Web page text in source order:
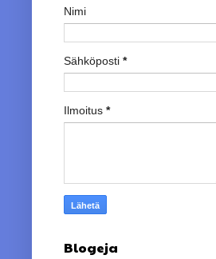
Nimi
Sähköposti *
Ilmoitus *
Blogeja